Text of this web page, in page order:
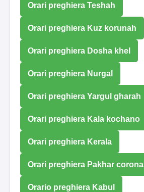
Orari preghiera Teshah
Orari preghiera Kuz korunah
Orari preghiera Dosha khel
Orari preghiera Nurgal
Orari preghiera Yargul gharah
Orari preghiera Kala kochano
Orari preghiera Kerala
Orari preghiera Pakhar corona
Orario preghiera Kabul